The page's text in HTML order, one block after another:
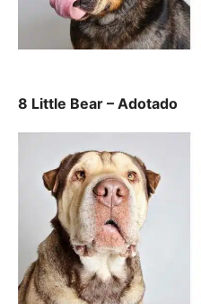
8 Little Bear – Adotado